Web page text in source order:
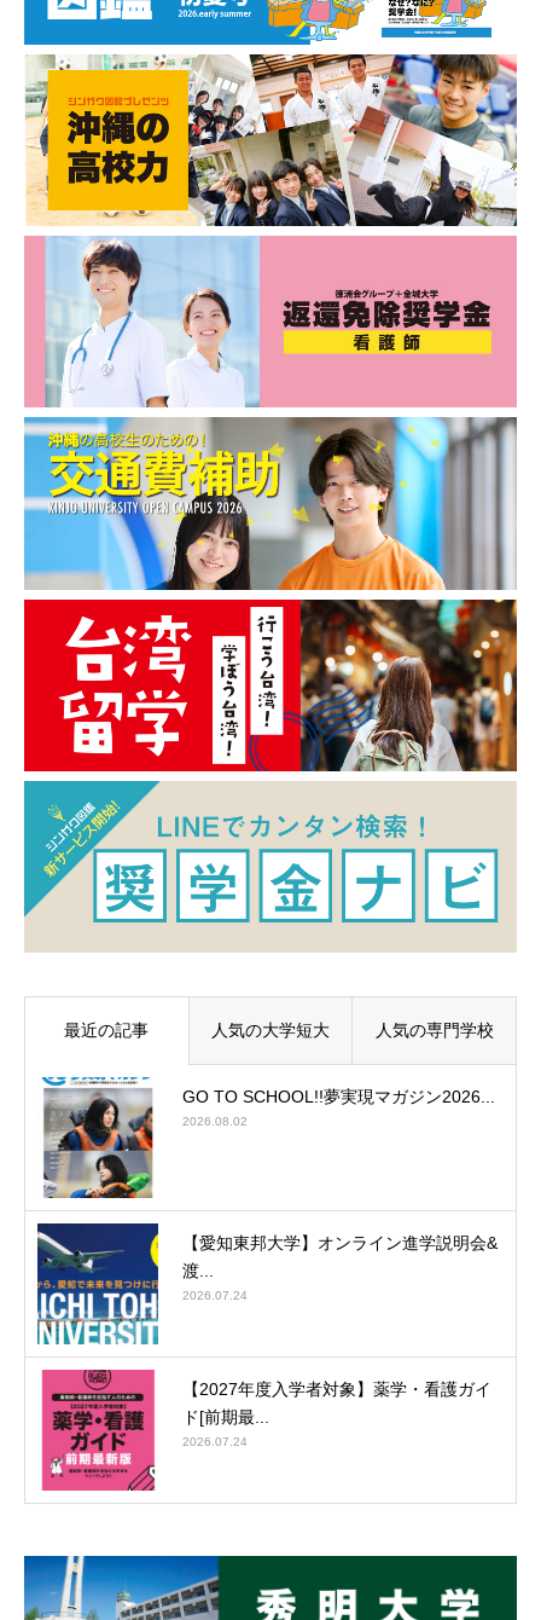
最近の記事 人気の大学短大 人気の専門学校
GO TO SCHOOL!!夢実現マガジン2026...
2026.08.02
【愛知東邦大学】オンライン進学説明会&
渡...
2026.07.24
【2027年度入学者対象】薬学・看護ガイ
ド[前期最...
2026.07.24